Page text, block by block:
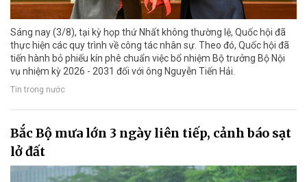
Sáng nay (3/8), tại kỳ họp thứ Nhất không thường lệ, Quốc hội đã
thực hiện các quy trình về công tác nhân sự. Theo đó, Quốc hội đã
tiến hành bỏ phiếu kín phê chuẩn việc bổ nhiệm Bộ trưởng Bộ Nội
vụ nhiệm kỳ 2026 - 2031 đối với ông Nguyễn Tiến Hải.
Tin trong nước
Bắc Bộ mưa lớn 3 ngày liên tiếp, cảnh báo sạt
lở đất